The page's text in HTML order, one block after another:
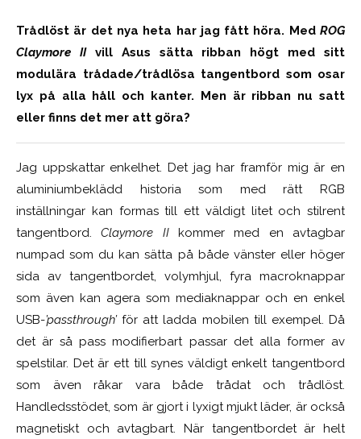
Trådlöst är det nya heta har jag fått höra. Med ROG
Claymore IIvill Asus sätta ribban högt med sitt
modulära trådade/trådlösa tangentbord som osar
lyx på alla håll och kanter. Men är ribban nu satt
eller finns det mer att göra?
Jag uppskattar enkelhet. Det jag har framför mig är en
aluminiumbeklädd historia som med rätt RGB
inställningar kan formas till ett väldigt litet och stilrent
tangentbord.Claymore IIkommer med en avtagbar
numpad som du kan sätta på både vänster eller höger
sida av tangentbordet, volymhjul, fyra macroknappar
som även kan agera som mediaknappar och en enkel
USB-’passthrough’för att ladda mobilen till exempel. Då
det är så pass modifierbart passar det alla former av
spelstilar. Det är ett till synes väldigt enkelt tangentbord
som även råkar vara både trådat och trådlöst.
Handledsstödet, som är gjort i lyxigt mjukt läder, är också
magnetiskt och avtagbart. När tangentbordet är helt